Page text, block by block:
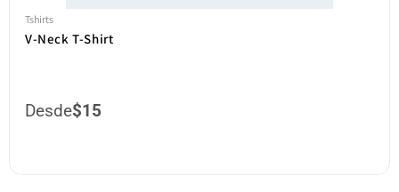
Tshirts
V-Neck T-Shirt
Desde$15